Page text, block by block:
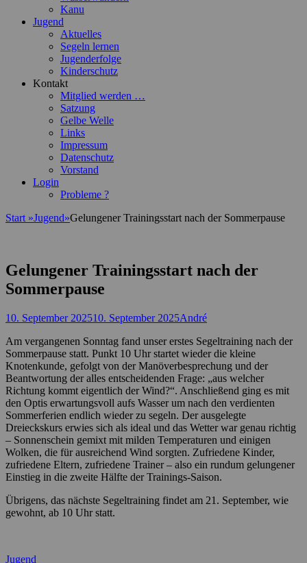
Kanu
Jugend
Aktuelles
Segeln lernen
Jugenderfolge
Kinderschutz
Kontakt
Mitglied werden …
Satzung
Gelbe Welle
Links
Impressum
Datenschutz
Vorstand
Login
Probleme ?
Start »Jugend»Gelungener Trainingsstart nach der Sommerpause
Gelungener Trainingsstart nach der
Sommerpause
Posted
10. September 202510. September 2025Autor
André
Am vergangenen Sonntag fand unser erstes Segeltraining nach der
Sommerpause statt. Punkt 10 Uhr startet wieder die kleine
Knotenkunde, gefolgt von der Manöverbesprechung und der
Beantwortung der alles entscheidenden Frage: „aus welcher
Richtung kommt eigentlich der Wind?“. Anschließend ging es mit
den Optis erwartungsvoll aufs Wasser um nach den verdienten
Sommerferien endlich wieder zu segeln. Der ausgelegte
Dreieckskurs erwies sich als ideal und das Wetter war genau richtig
– Sonnenschein gemixt mit milden Temperaturen und einigen
Wolken, die für ausreichend Wind sorgten. Zufriedene Kinder,
zufriedene Eltern, zufriedene Trainer – also ein rundum gelungener
Einstieg in die zweite Hälfte der Trainings-Saison.
Übrigens, das nächste Segeltraining findet am 21. September, wie
gewohnt, ab 10 Uhr statt.
Kategorien
Jugend